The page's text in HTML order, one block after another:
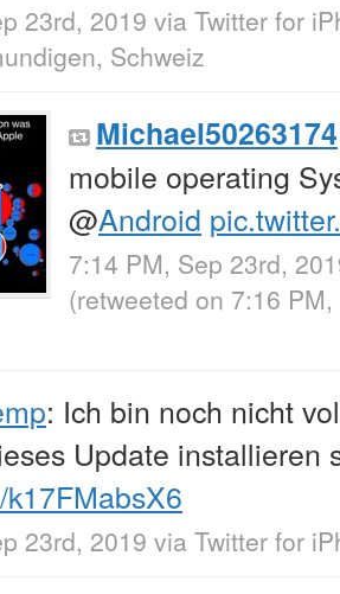
23rd, 2019 via Twitter for
Schweiz
Michael50263174
mobile operating
@Android
7:14 PM, Sep 23rd,
(retweeted on 7:16
: Ich bin noch nicht
Update installieren
23rd, 2019 via Twitter for